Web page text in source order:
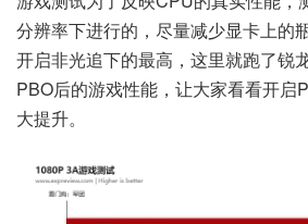
分辨率下进行的，尽量减少显卡上的
开启非光追下的最高，这里就跑了锐
PBO后的游戏性能，让大家看看开启
大提升。